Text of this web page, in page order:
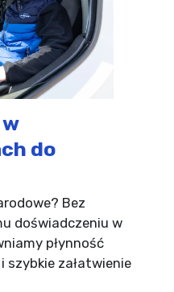
do
Bez
doświadczeniu w
płynność
szybkie załatwienie